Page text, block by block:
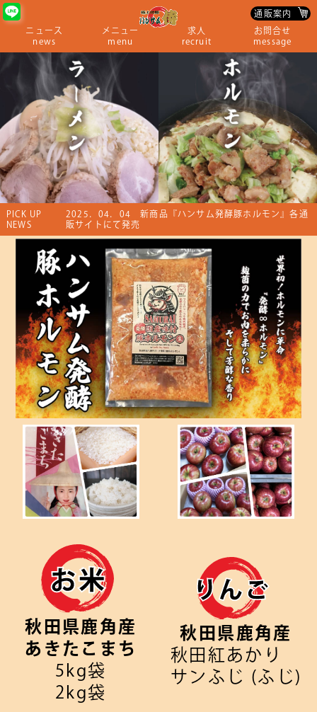
ニュース
news
メニュー
menu
求人
recruit
お問合せ
message
通販案内
PICK UP
NEWS
2025．04．04 新商品『ハンサム発酵豚ホルモン』各通
販サイトにて発売
秋田県鹿角産
あきたこまち
5kg袋
2kg袋
秋田県鹿角産
秋田紅あかり
サンふじ (ふじ)